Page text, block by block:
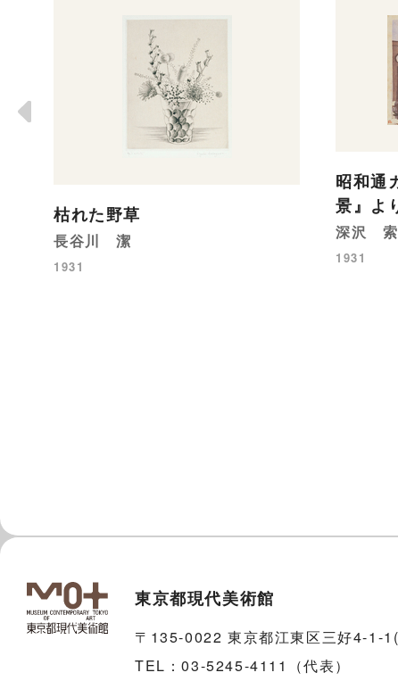
枯れた野草
長谷川 潔
1931
昭和通
景』よ
深沢 索
1931
東京都現代美術館
〒135-0022 東京都江東区三好4-1-
TEL：03-5245-4111（代表）